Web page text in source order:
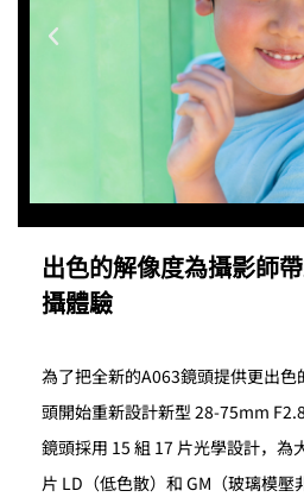
出色的解像度為攝影師
攝體驗
為了把全新的A063鏡頭提供更出色
頭開始重新設計新型 28-75mm
鏡頭採用 15 組 17 片光學設計，為
片 LD（低色散）和 GM（玻璃模